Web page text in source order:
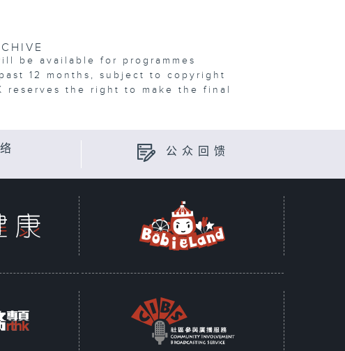
be available for programmes
12 months, subject to copyright
reserves the right to make the final
公众回馈